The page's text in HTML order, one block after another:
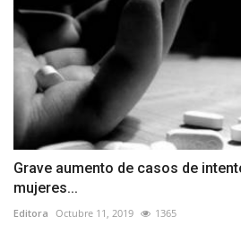
Grave aumento de casos de
mujeres...
Editora Octubre 11, 2019 1365